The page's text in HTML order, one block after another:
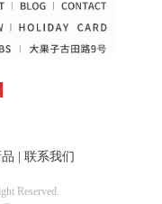
联系我们
Reserved.